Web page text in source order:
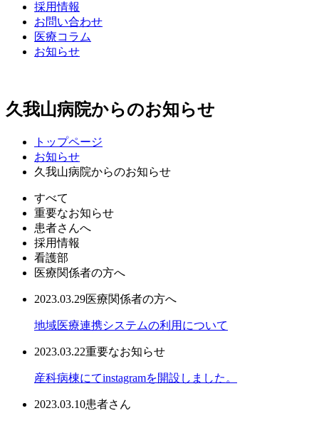
採用情報
お問い合わせ
医療コラム
お知らせ
久我山病院からのお知らせ
トップページ
お知らせ
久我山病院からのお知らせ
すべて
重要なお知らせ
患者さんへ
採用情報
看護部
医療関係者の方へ
2023.03.29医療関係者の方へ
地域医療連携システムの利用について
2023.03.22重要なお知らせ
産科病棟にてinstagramを開設しました。
2023.03.10患者さん